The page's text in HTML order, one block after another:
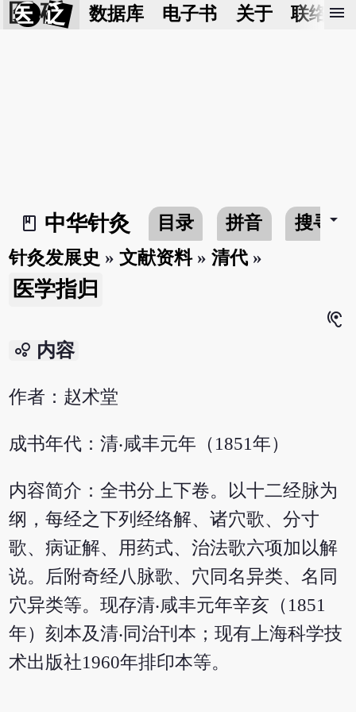
医 砭 数据库 电子书 关于 联络我
menu
book_2
中华针灸 目录 拼音 搜寻arrow_drop_down
针灸发展史 »文献资料»清代 »
医学指归
hearing
bubble_chart 内容
作者：赵术堂
成书年代：清‧咸丰元年（1851年）
内容简介：全书分上下卷。以十二经脉为
纲，每经之下列经络解、诸穴歌、分寸
歌、病证解、用药式、治法歌六项加以解
说。后附奇经八脉歌、穴同名异类、名同
穴异类等。现存清‧咸丰元年辛亥（1851
年）刻本及清‧同治刊本；现有上海科学技
术出版社1960年排印本等。